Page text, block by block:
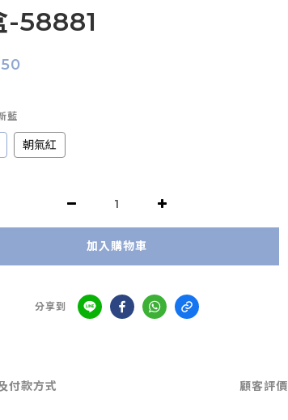
-58881
藍
朝氣紅
加入購物車
分享到
付款方式 顧客評價